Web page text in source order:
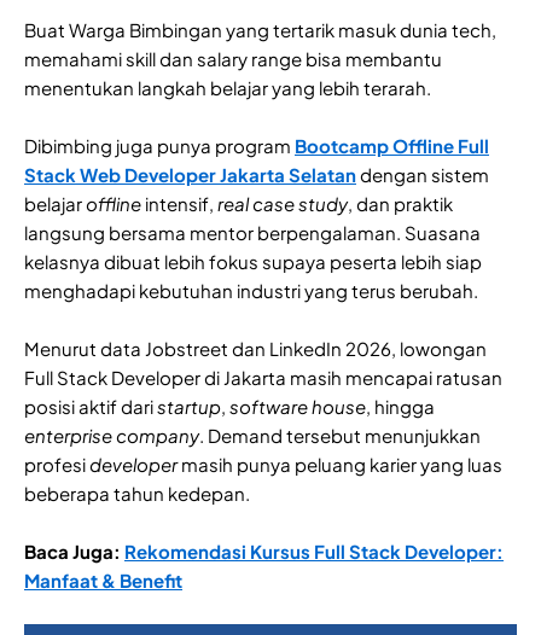
Buat Warga Bimbingan yang tertarik masuk dunia tech,
memahami skill dan salary range bisa membantu
menentukan langkah belajar yang lebih terarah.
Dibimbing juga punya program Bootcamp Offline Full
Stack Web Developer Jakarta Selatandengan sistem
belajaroffline intensif, real case study, dan praktik
langsung bersama mentor berpengalaman. Suasana
kelasnya dibuat lebih fokus supaya peserta lebih siap
menghadapi kebutuhan industri yang terus berubah.
Menurut data Jobstreet dan LinkedIn 2026, lowongan
Full Stack Developer di Jakarta masih mencapai ratusan
posisi aktif daristartup, software house, hingga
enterprisecompany. Demand tersebut menunjukkan
profesidevelopermasih punya peluang karier yang luas
beberapa tahun kedepan.
Baca Juga: Rekomendasi Kursus Full Stack Developer:
Manfaat & Benefit